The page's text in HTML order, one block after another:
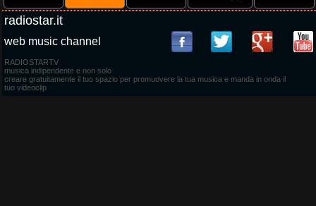
radiostar.it
web music channel
RADIOSTARTV
musica indipendente e non solo
creare gratuitamente il tuo spazio per promuovere la tua musica e manda in onda il
tuo videoclip